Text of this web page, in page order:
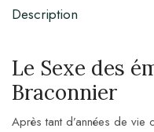
Description
Le Sexe des
Braconnier
Après tant d’années de vie